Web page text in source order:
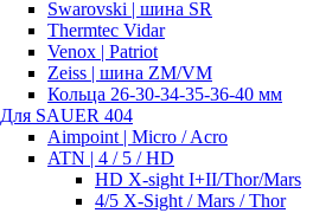
Swarovski | шина SR
Thermtec Vidar
Venox | Patriot
Zeiss | шина ZM/VM
Кольца 26-30-34-35-36-40 мм
Для SAUER 404
Aimpoint | Micro / Acro
ATN | 4 / 5 / HD
HD X-sight I+II/Thor/Mars
4/5 X-Sight / Mars / Thor